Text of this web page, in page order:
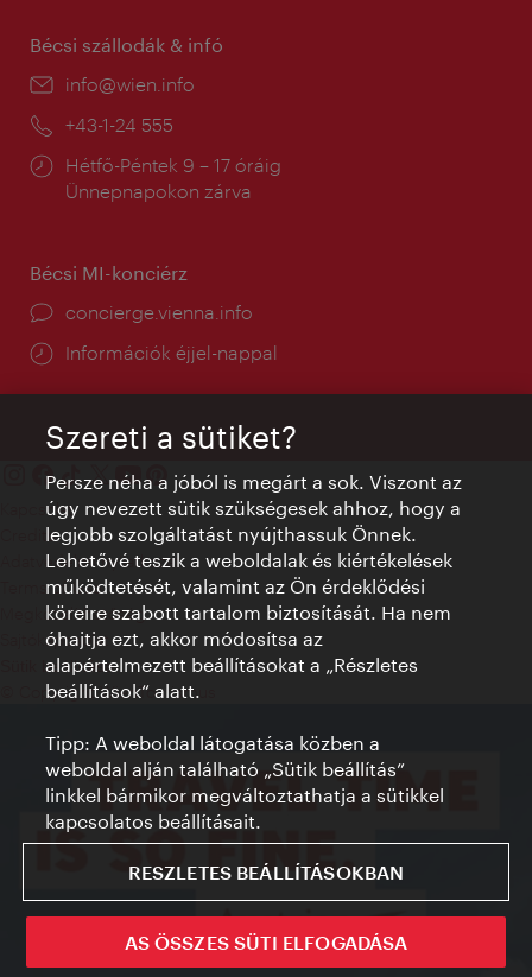
Bécsi szállodák & infó
E-
info@wien.info
Telefon:
+43-1-24 555
Nyitva
tartás:
Hétfő-Péntek 9 – 17 óráig
Ünnepnapokon zárva
Bécsi MI-konciérz
concierge.vienna.info
Információk éjjel-nappal
Kapcsolat
Credits
Adatvédelmi nyilatkozat
Terms of Use
Megközelíthetőség
Sajtókapcsolat
Sütik beállítása
© Copyright WienTourismus
Szereti a sütiket?
Persze néha a jóból is megárt a sok. Viszont az
úgy nevezett sütik szükségesek ahhoz, hogy a
legjobb szolgáltatást nyújthassuk Önnek.
Lehetővé teszik a weboldalak és kiértékelések
működtetését, valamint az Ön érdeklődési
köreire szabott tartalom biztosítását. Ha nem
óhajtja ezt, akkor módosítsa az
alapértelmezett beállításokat a „Részletes
beállítások“ alatt.
Tipp: A weboldal látogatása közben a
weboldal alján található „Sütik beállítás”
linkkel bármikor megváltoztathatja a sütikkel
kapcsolatos beállításait.
RESZLETES BEÁLLÍTÁSOKBAN
AS ÖSSZES SÜTI ELFOGADÁSA